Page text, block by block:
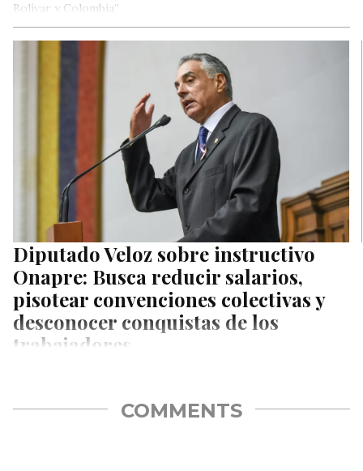
Bolívar y Colombia”
Diputado Veloz sobre instructivo
Onapre: Busca reducir salarios,
pisotear convenciones colectivas y
desconocer conquistas de los
trabajadores
Presupuesto (Onapre)…COMMENTS